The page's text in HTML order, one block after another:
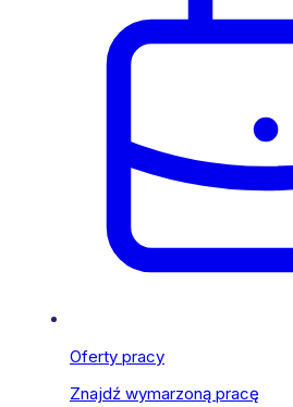
Oferty pracy
Znajdź wymarzoną pracę